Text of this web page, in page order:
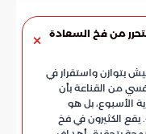
من فخ السعادة
بتوازن واستقرار في
من القناعة بأن
الأسبوع، بل هو
الكثيرون في فخ